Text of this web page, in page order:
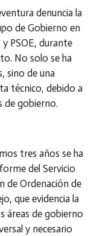
denuncia la
de Gobierno en
PSOE, durante
No solo se ha
sino de una
técnico, debido a
de gobierno.
tres años se ha
del Servicio
de Ordenación de
que evidencia la
áreas de gobierno
y necesario